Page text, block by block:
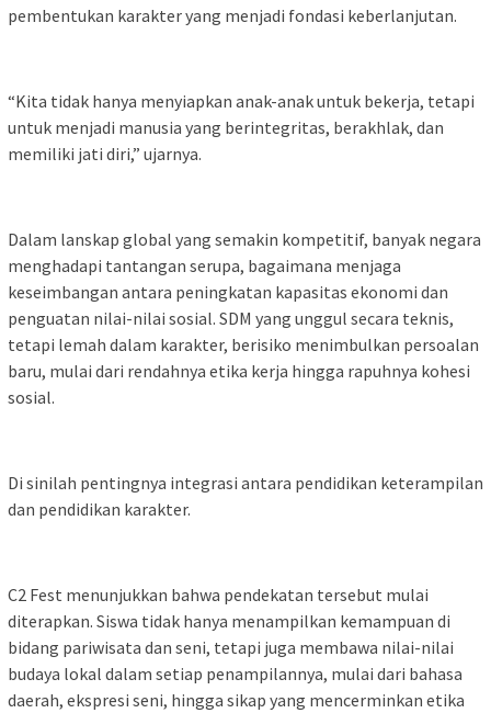
pembentukan karakter yang menjadi fondasi keberlanjutan.
“Kita tidak hanya menyiapkan anak-anak untuk bekerja, tetapi
untuk menjadi manusia yang berintegritas, berakhlak, dan
memiliki jati diri,” ujarnya.
Dalam lanskap global yang semakin kompetitif, banyak negara
menghadapi tantangan serupa, bagaimana menjaga
keseimbangan antara peningkatan kapasitas ekonomi dan
penguatan nilai-nilai sosial. SDM yang unggul secara teknis,
tetapi lemah dalam karakter, berisiko menimbulkan persoalan
baru, mulai dari rendahnya etika kerja hingga rapuhnya kohesi
sosial.
Di sinilah pentingnya integrasi antara pendidikan keterampilan
dan pendidikan karakter.
C2 Fest menunjukkan bahwa pendekatan tersebut mulai
diterapkan. Siswa tidak hanya menampilkan kemampuan di
bidang pariwisata dan seni, tetapi juga membawa nilai-nilai
budaya lokal dalam setiap penampilannya, mulai dari bahasa
daerah, ekspresi seni, hingga sikap yang mencerminkan etika